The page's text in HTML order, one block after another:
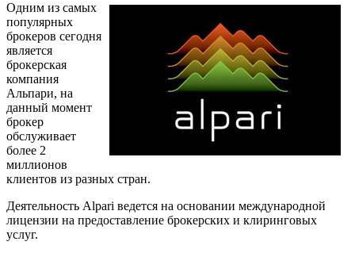
Одним из самых
популярных
брокеров сегодня
является
брокерская
компания
Альпари, на
данный момент
брокер
обслуживает
более 2
миллионов
клиентов из разных стран.
Деятельность Alpari ведется на основании международной
лицензии на предоставление брокерских и клиринговых
услуг.